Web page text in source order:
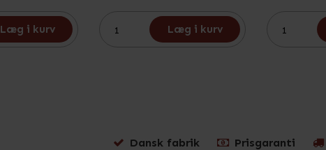
Læg i kurv Læg i kurv
Dansk fabrik Prisgaranti